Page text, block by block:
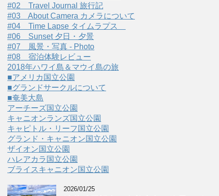
#02 Travel Journal 旅行記
#03 About Camera カメラについて
#04 Time Lapse タイムラプス
#06 Sunset 夕日・夕景
#07 風景・写真 - Photo
#08 宿泊体験レビュー
2018年ハワイ島＆マウイ島の旅
■アメリカ国立公園
■グランドサークルについて
■奄美大島
アーチーズ国立公園
キャニオンランズ国立公園
キャピトル・リーフ国立公園
グランド・キャニオン国立公園
ザイオン国立公園
ハレアカラ国立公園
ブライスキャニオン国立公園
2026/01/25